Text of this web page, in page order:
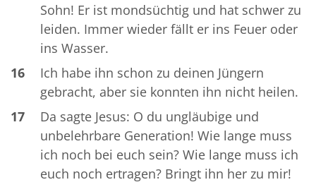
Sohn! Er ist mondsüchtig und hat schwer zu
leiden. Immer wieder fällt er ins Feuer oder
ins Wasser.
16
Ich habe ihn schon zu deinen Jüngern
gebracht, aber sie konnten ihn nicht heilen.
17
Da sagte Jesus: O du ungläubige und
unbelehrbare Generation! Wie lange muss
ich noch bei euch sein? Wie lange muss ich
euch noch ertragen? Bringt ihn her zu mir!